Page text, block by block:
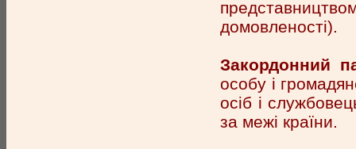
домовленості).
Закордонний
особу і
осіб і
за межі країни.